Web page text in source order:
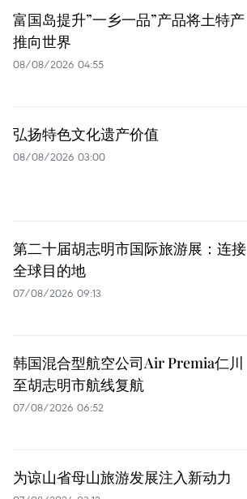
富国岛提升”一乡一品”产品将土特产
推向世界
08/08/2026 04:55
弘扬特色文化遗产价值
08/08/2026 03:00
第二十届胡志明市国际旅游展：连接
全球目的地
07/08/2026 09:13
韩国混合型航空公司Air Premia仁川
至胡志明市航线复航
07/08/2026 06:52
为谅山省母山旅游发展注入新动力